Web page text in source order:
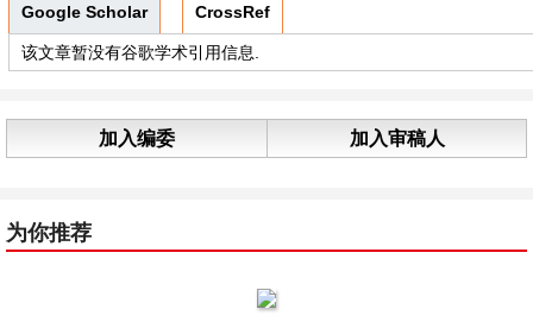
Google Scholar CrossRef
该文章暂没有谷歌学术引用信息.
加入编委 加入审稿人
为你推荐